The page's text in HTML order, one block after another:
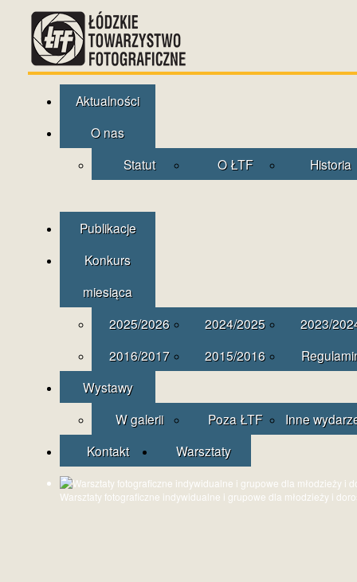
Aktualności
O nas
Statut
O ŁTF Historia
Publikacje
Konkurs
miesiąca
2025/2026
2024/2025
2023/
2016/2017
2015/2016
Wystawy
W galerii
Poza ŁTF
Inne
Kontakt
Warsztaty
Warsztaty fotograficzne indywidualne i grupowe dla młodzieży i